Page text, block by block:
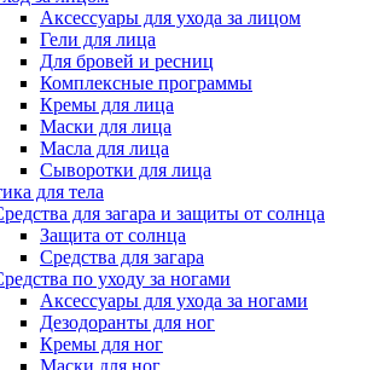
Аксессуары для ухода за лицом
Гели для лица
Для бровей и ресниц
Комплексные программы
Кремы для лица
Маски для лица
Масла для лица
Сыворотки для лица
для тела
для загара и защиты от солнца
Защита от солнца
Средства для загара
по уходу за ногами
Аксессуары для ухода за ногами
Дезодоранты для ног
Кремы для ног
Маски для ног